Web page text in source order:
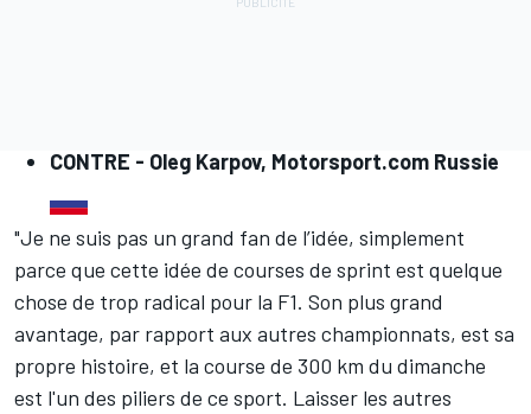
CONTRE - Oleg Karpov, Motorsport.com Russie
"Je ne suis pas un grand fan de l’idée, simplement
parce que cette idée de courses de sprint est quelque
chose de trop radical pour la F1. Son plus grand
avantage, par rapport aux autres championnats, est sa
propre histoire, et la course de 300 km du dimanche
est l'un des piliers de ce sport. Laisser les autres